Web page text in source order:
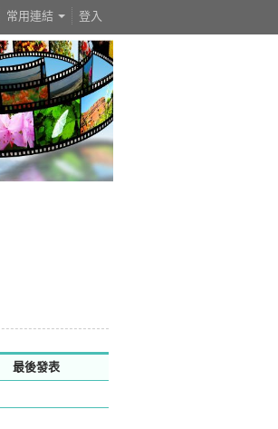
登入
常用連結
最後發表